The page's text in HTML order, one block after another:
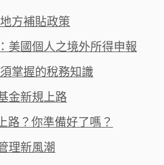
方補貼政策
美國個人之境外所得申報
掌握的稅務知識
金新規上路
路？你準備好了嗎？
理新風潮